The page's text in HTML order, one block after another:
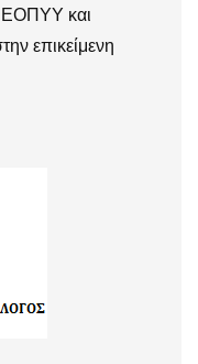
ΕΟΠΥΥ και
επικείμενη